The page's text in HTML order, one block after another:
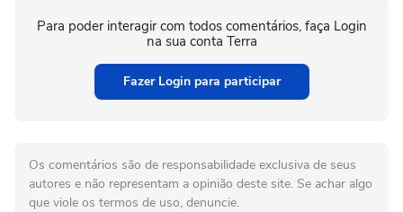
Para poder interagir com todos comentários, faça Login
na sua conta Terra
Fazer Login para participar
Os comentários são de responsabilidade exclusiva de seus
autores e não representam a opinião deste site. Se achar algo
que viole os termos de uso, denuncie.